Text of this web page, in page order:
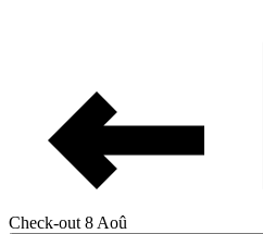
Check-out 8 Aoû